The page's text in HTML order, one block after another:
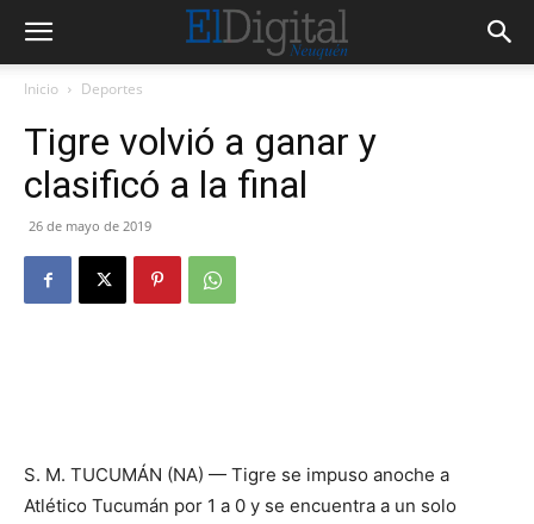
Inicio Deportes
Tigre volvió a ganar y
clasificó a la final
26 de mayo de 2019
S. M. TUCUMÁN (NA) — Tigre se impuso anoche a
Atlético Tucumán por 1 a 0 y se encuentra a un solo